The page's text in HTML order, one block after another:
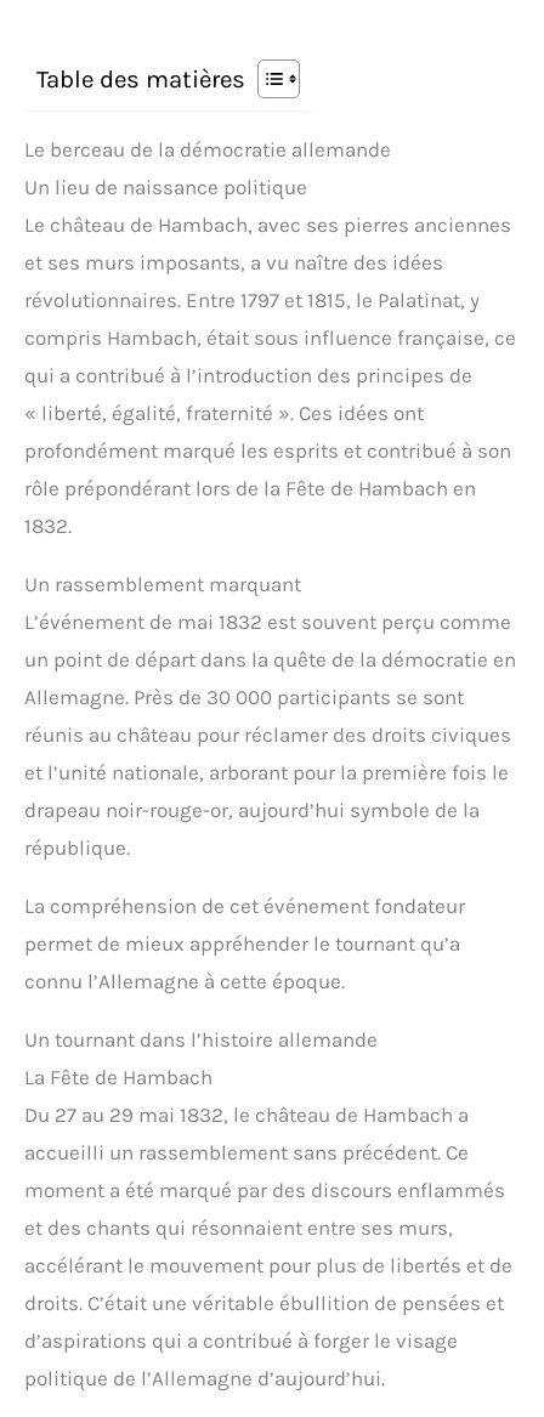
Table des matières
Le berceau de la démocratie allemande
Un lieu de naissance politique
Le château de Hambach, avec ses pierres anciennes
et ses murs imposants, a vu naître des idées
révolutionnaires. Entre 1797 et 1815, le Palatinat, y
compris Hambach, était sous influence française, ce
qui a contribué à l’introduction des principes de
« liberté, égalité, fraternité ». Ces idées ont
profondément marqué les esprits et contribué à son
rôle prépondérant lors de la Fête de Hambach en
1832.
Un rassemblement marquant
L’événement de mai 1832 est souvent perçu comme
un point de départ dans la quête de la démocratie en
Allemagne. Près de 30 000 participants se sont
réunis au château pour réclamer des droits civiques
et l’unité nationale, arborant pour la première fois le
drapeau noir-rouge-or, aujourd’hui symbole de la
république.
La compréhension de cet événement fondateur
permet de mieux appréhender le tournant qu’a
connu l’Allemagne à cette époque.
Un tournant dans l’histoire allemande
La Fête de Hambach
Du 27 au 29 mai 1832, le château de Hambach a
accueilli un rassemblement sans précédent. Ce
moment a été marqué par des discours enflammés
et des chants qui résonnaient entre ses murs,
accélérant le mouvement pour plus de libertés et de
droits. C’était une véritable ébullition de pensées et
d’aspirations qui a contribué à forger le visage
politique de l’Allemagne d’aujourd’hui.